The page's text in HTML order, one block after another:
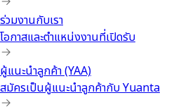
ร่วมงานกับเรา
โอกาสและตำแหน่งงานที่เปิดรับ
ผู้แนะนำลูกค้า (YAA)
สมัครเป็นผู้แนะนำลูกค้ากับ Yuanta